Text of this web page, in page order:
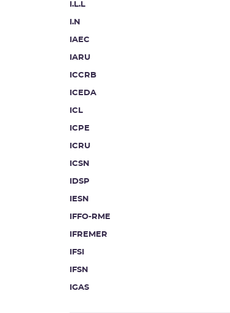
I.L.L
I.N
IAEC
IARU
ICCRB
ICEDA
ICL
ICPE
ICRU
ICSN
IDSP
IESN
IFFO-RME
IFREMER
IFSI
IFSN
IGAS